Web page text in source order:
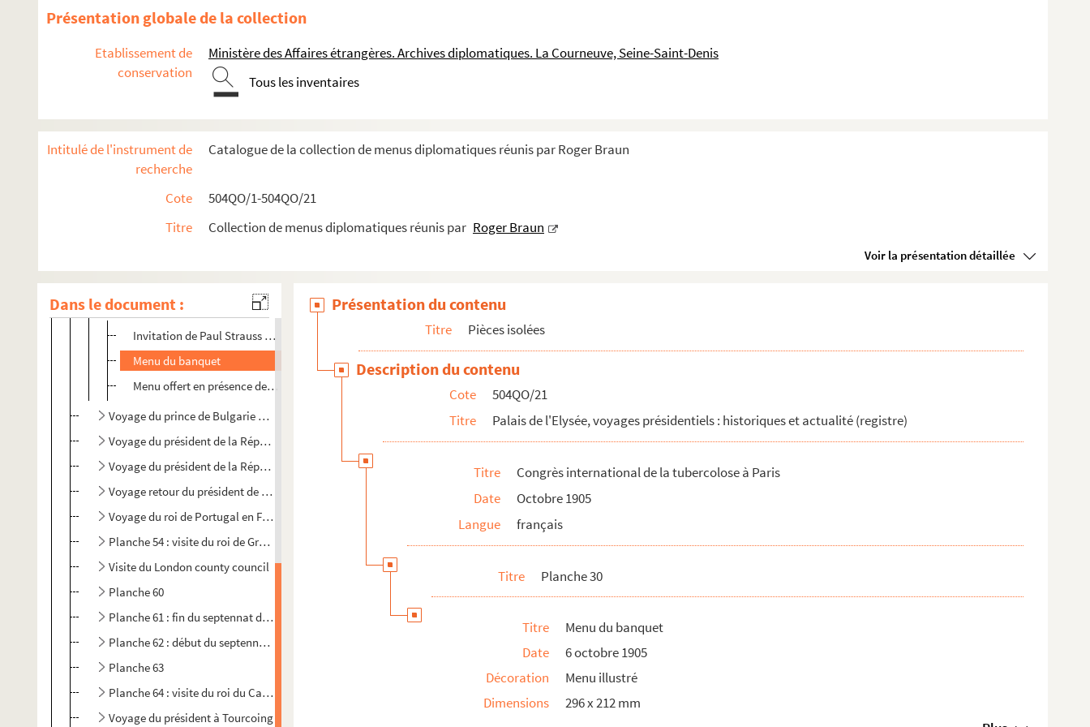
Présentation globale de la collection
Etablissement de
conservation
Ministère des Affaires étrangères. Archives diplomatiques. La Courneuve, Seine-Saint-Denis
Tous les inventaires
Intitulé de l'instrument de
recherche
Catalogue de la collection de menus diplomatiques réunis par Roger Braun
Cote
504QO/1-504QO/21
Titre
Collection de menus diplomatiques réunis par Roger Braun
Voir la présentation détaillée
Dans le document :
Planche 2
Planche 3
Planche 4
Planche 6 : retour de Port-Arthur du général Stassel
Visite du roi d'Espagne
Fêtes données en l'honneur de la mission américaine pour le retour des cendres de Paul Johnes
Séjour à Paris des marins anglais
Congrès international de la tubercolose à Paris
Planche 30
Invitation de Paul Strauss à un diner offert à l'Elysée
Menu du banquet
Menu offert en présence de Léon Berthenson
Voyage du prince de Bulgarie en France
Voyage du président de la République en Espagne
Voyage du président de la République au Portugal
Voyage retour du président de la République
Voyage du roi de Portugal en France
Planche 54 : visite du roi de Grèce en France
Visite du London county council
Planche 60
Planche 61 : fin du septennat d'Emile Loubet
Planche 62 : début du septennat d'Armand Fallières
Planche 63
Planche 64 : visite du roi du Cambodge
Voyage du président à Tourcoing
Présentation du contenu
Titre Pièces isolées
Description du contenu
Cote
504QO/21
Titre
Palais de l'Elysée, voyages présidentiels : historiques et actualité (registre)
Titre
Congrès international de la tubercolose à Paris
Date
Octobre 1905
Langue
français
Titre Planche 30
Titre
Menu du banquet
Date
6 octobre 1905
Décoration
Menu illustré
Dimensions
296 x 212 mm